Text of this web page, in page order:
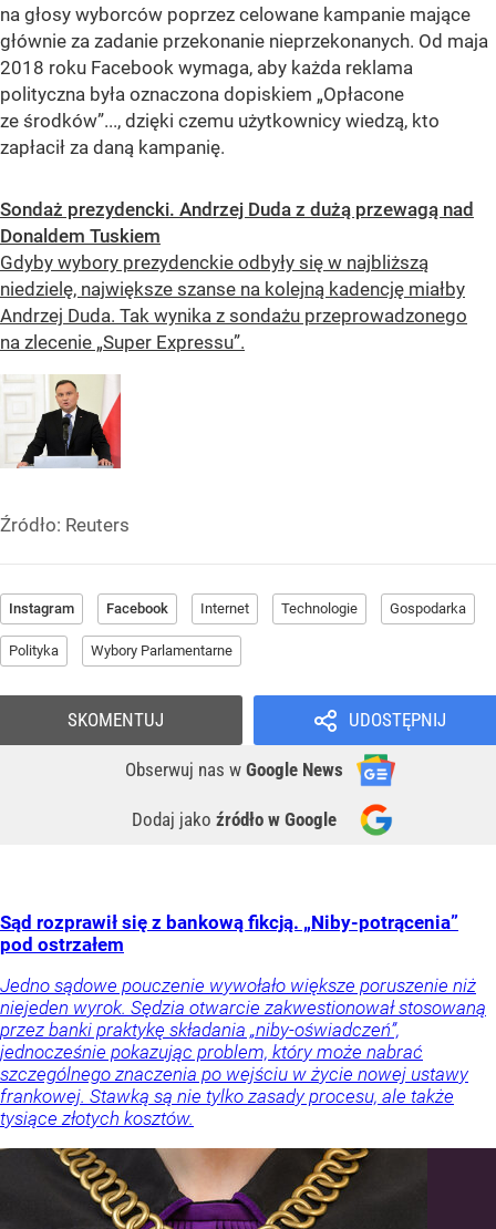
na głosy wyborców poprzez celowane kampanie mające
głównie za zadanie przekonanie nieprzekonanych. Od maja
2018 roku Facebook wymaga, aby każda reklama
polityczna była oznaczona dopiskiem „Opłacone
ze środków”..., dzięki czemu użytkownicy wiedzą, kto
zapłacił za daną kampanię.
Sondaż prezydencki. Andrzej Duda z dużą przewagą nad
Donaldem Tuskiem
Gdyby wybory prezydenckie odbyły się w najbliższą
niedzielę, największe szanse na kolejną kadencję miałby
Andrzej Duda. Tak wynika z sondażu przeprowadzonego
na zlecenie „Super Expressu”.
Źródło: Reuters
Instagram Facebook Internet Technologie Gospodarka
Polityka Wybory Parlamentarne
UDOSTĘPNIJ
Obserwuj nas w Google News
Dodaj jako źródło w Google
SKOMENTUJ
Sąd rozprawił się z bankową fikcją. „Niby-potrącenia”
pod ostrzałem
Jedno sądowe pouczenie wywołało większe poruszenie niż
niejeden wyrok. Sędzia otwarcie zakwestionował stosowaną
przez banki praktykę składania „niby-oświadczeń”,
jednocześnie pokazując problem, który może nabrać
szczególnego znaczenia po wejściu w życie nowej ustawy
frankowej. Stawką są nie tylko zasady procesu, ale także
tysiące złotych kosztów.